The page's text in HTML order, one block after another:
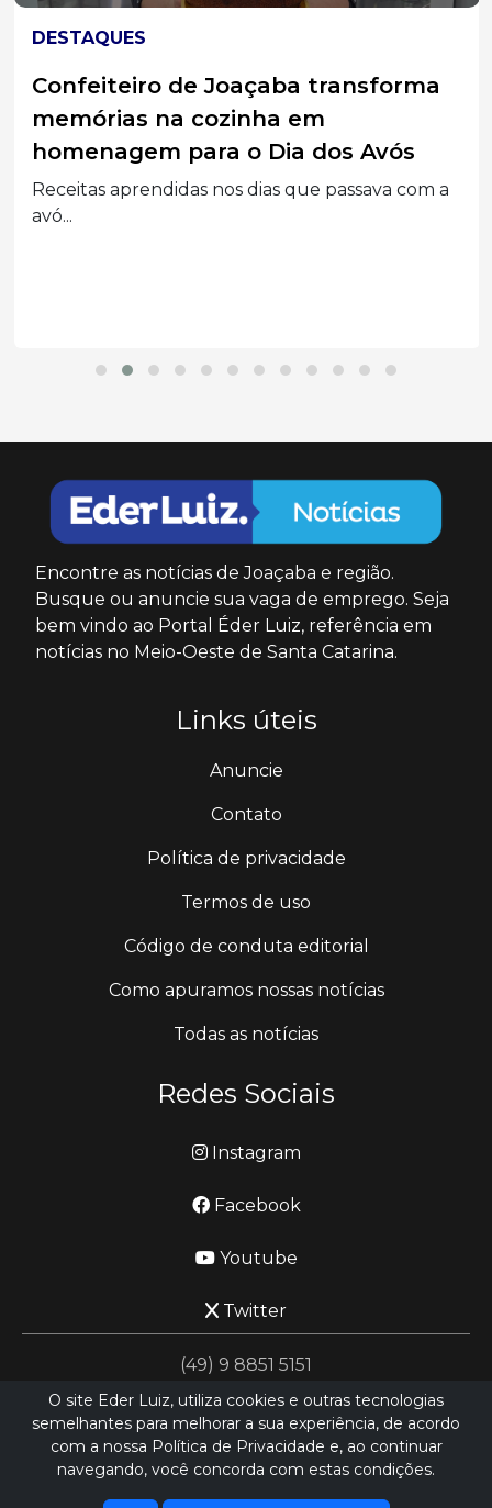
DESTAQUES
Confeiteiro de Joaçaba transforma
memórias na cozinha em
homenagem para o Dia dos Avós
Receitas aprendidas nos dias que passava com a
avó...
Encontre as notícias de Joaçaba e região.
Busque ou anuncie sua vaga de emprego. Seja
bem vindo ao Portal Éder Luiz, referência em
notícias no Meio-Oeste de Santa Catarina.
Links úteis
Anuncie
Contato
Política de privacidade
Termos de uso
Código de conduta editorial
Como apuramos nossas notícias
Todas as notícias
Redes Sociais
Instagram
Facebook
Youtube
Twitter
(49) 9 8851 5151
jornalismo@ederluiz.com.vc
O site Eder Luiz, utiliza cookies e outras tecnologias
semelhantes para melhorar a sua experiência, de acordo
com a nossa Política de Privacidade e, ao continuar
navegando, você concorda com estas condições.